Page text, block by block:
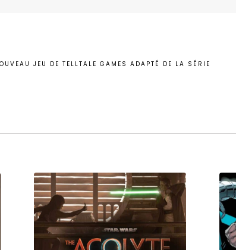
JEU DE TELLTALE GAMES ADAPTÉ DE LA SÉRIE